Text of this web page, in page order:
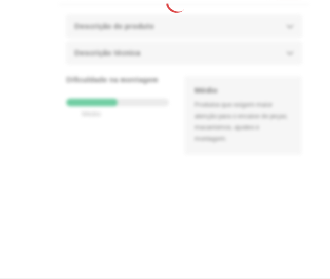
Descrição do produto
Descrição técnica
Dificuldade na montagem
Médio